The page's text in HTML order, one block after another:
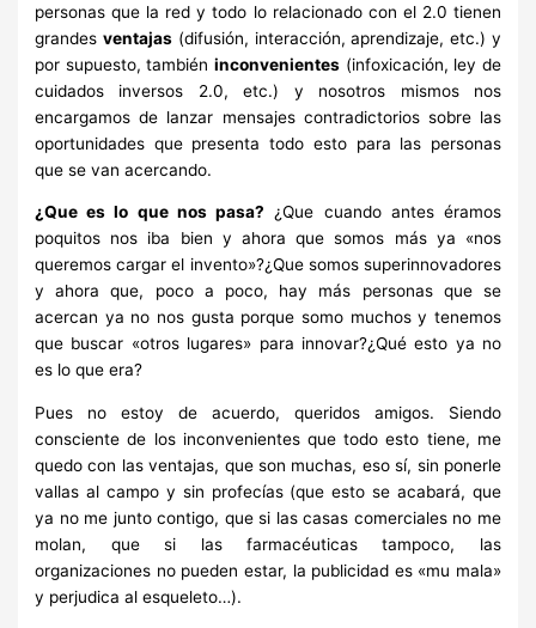
personas que la red y todo lo relacionado con el 2.0 tienen
grandes ventajas(difusión, interacción, aprendizaje, etc.) y
por supuesto, también inconvenientes (infoxicación, ley de
cuidados inversos 2.0, etc.) y nosotros mismos nos
encargamos de lanzar mensajes contradictorios sobre las
oportunidades que presenta todo esto para las personas
que se van acercando.
¿Que es lo que nos pasa? ¿Que cuando antes éramos
poquitos nos iba bien y ahora que somos más ya «nos
queremos cargar el invento»?¿Que somos superinnovadores
y ahora que, poco a poco, hay más personas que se
acercan ya no nos gusta porque somo muchos y tenemos
que buscar «otros lugares» para innovar?¿Qué esto ya no
es lo que era?
Pues no estoy de acuerdo, queridos amigos. Siendo
consciente de los inconvenientes que todo esto tiene, me
quedo con las ventajas, que son muchas, eso sí, sin ponerle
vallas al campo y sin profecías (que esto se acabará, que
ya no me junto contigo, que si las casas comerciales no me
molan, que si las farmacéuticas tampoco, las
organizaciones no pueden estar, la publicidad es «mu mala»
y perjudica al esqueleto…).